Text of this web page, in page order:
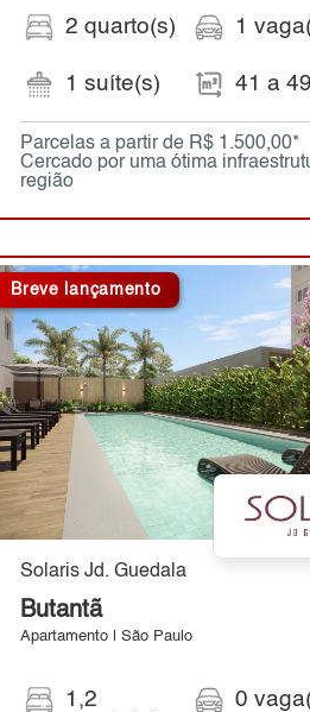
2 quarto(s)
1 suíte(s)
1
41 a
Parcelas a partir de R$ 1.500,00*
Cercado por uma ótima
região
Breve lançamento
Solaris Jd. Guedala
Butantã
Apartamento | São Paulo
1,2
0